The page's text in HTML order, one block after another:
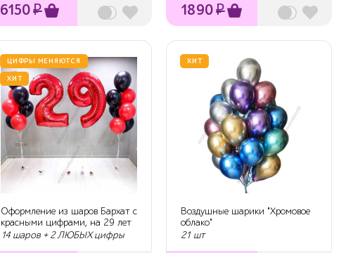
6150₽ 1890₽
ЦИФРЫ МЕНЯЮТСЯ
ХИТ
Оформление из шаров Бархат с
красными цифрами, на 29 лет
14 шаров + 2 ЛЮБЫХ цифры
ХИТ
Воздушные шарики "Хромовое
облако"
21 шт